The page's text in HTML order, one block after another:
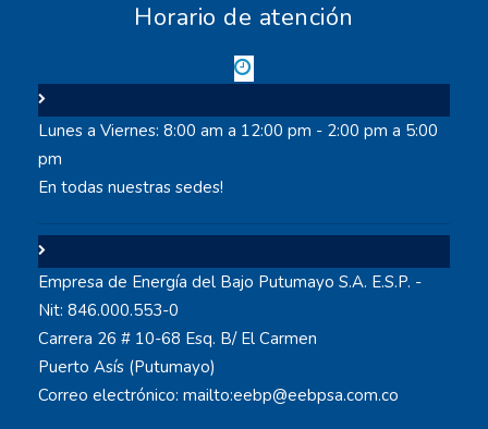
Horario de atención
Lunes a Viernes: 8:00 am a 12:00 pm - 2:00 pm a 5:00
pm
En todas nuestras sedes!
Empresa de Energía del Bajo Putumayo S.A. E.S.P. -
Nit: 846.000.553-0
Carrera 26 # 10-68 Esq. B/ El Carmen
Puerto Asís (Putumayo)
Correo electrónico: mailto:eebp@eebpsa.com.co